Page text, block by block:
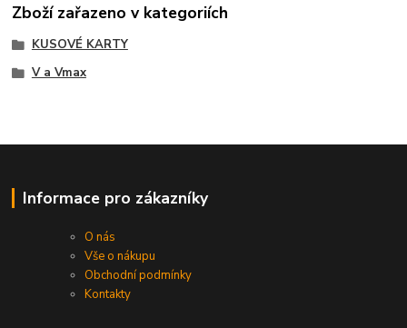
Zboží zařazeno v kategoriích
KUSOVÉ KARTY
V a Vmax
Informace pro zákazníky
O nás
Vše o nákupu
Obchodní podmínky
Kontakty